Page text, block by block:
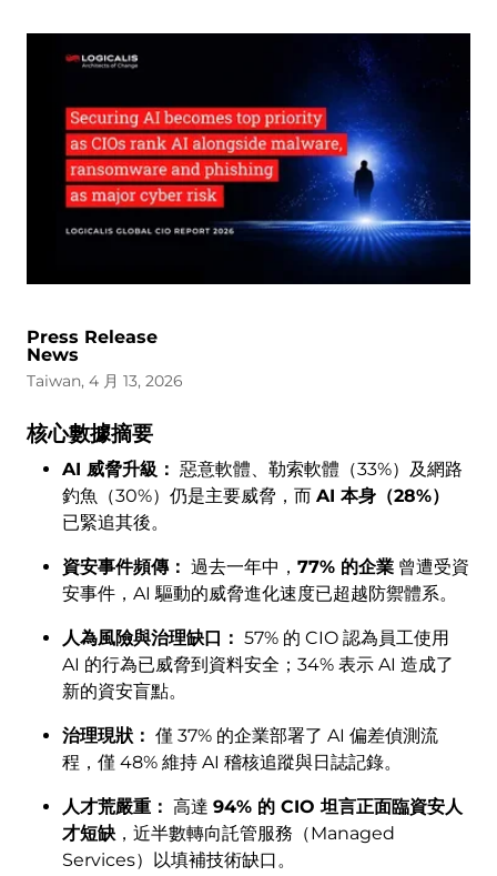
Press Release
News
Taiwan, 4 月 13, 2026
核心數據摘要
AI 威脅升級： 惡意軟體、勒索軟體（33%）及網路
釣魚（30%）仍是主要威脅，而 AI 本身（28%）
已緊追其後。
資安事件頻傳： 過去一年中， 77% 的企業 曾遭受資
安事件，AI 驅動的威脅進化速度已超越防禦體系。
人為風險與治理缺口： 57% 的 CIO 認為員工使用
AI 的行為已威脅到資料安全；34% 表示 AI 造成了
新的資安盲點。
治理現狀： 僅 37% 的企業部署了 AI 偏差偵測流
程，僅 48% 維持 AI 稽核追蹤與日誌記錄。
人才荒嚴重： 高達 94% 的 CIO 坦言正面臨資安人
才短缺 ，近半數轉向託管服務（Managed
Services）以填補技術缺口。